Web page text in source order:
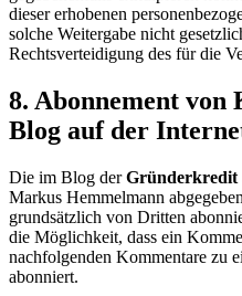
dieser erhobenen
solche Weitergabe nicht
Rechtsverteidigung des für die
8. Abonnement von
Blog auf der
Die im Blog derGründerkredit
Markus Hemmelmann
grundsätzlich von Dritten
die Möglichkeit, dass ein
nachfolgenden Kommentare zu
abonniert.